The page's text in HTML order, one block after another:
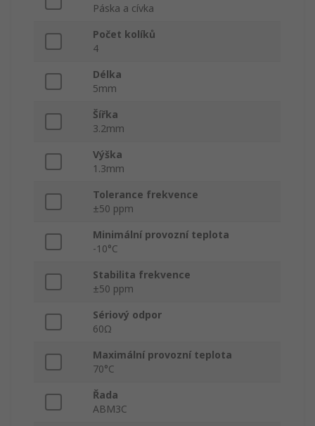
Páska a cívka
Počet kolíků
4
Délka
5mm
Šířka
3.2mm
Výška
1.3mm
Tolerance frekvence
±50 ppm
Minimální provozní teplota
-10°C
Stabilita frekvence
±50 ppm
Sériový odpor
60Ω
Maximální provozní teplota
70°C
Řada
ABM3C